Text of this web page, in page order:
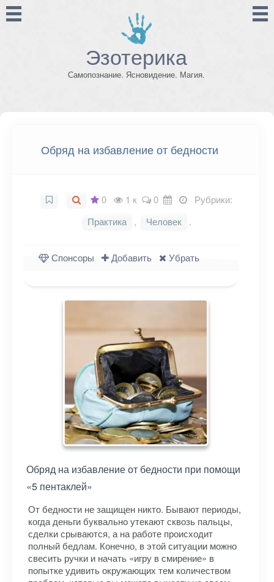
Эзотерика
Самопознание. Ясновидение. Магия.
Обряд на избавление от бедности
0 1 к 0
Рубрики:
Практика
, Человек .
Спонсоры Добавить Убрать
Обряд на избавление от бедности при помощи
«5 пентаклей»
От бедности не защищен никто. Бывают периоды,
когда деньги буквально утекают сквозь пальцы,
сделки срываются, а на работе происходит
полный бедлам. Конечно, в этой ситуации можно
свесить ручки и начать «игру в смирение» в
попытке удивить окружающих тем количеством